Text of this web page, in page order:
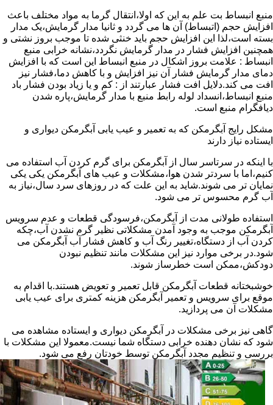
منبع انبساط بت علم به این که اولا،انتقال گرما به مواد مختلف باعث
افزایش حجم (اتبساط) آن ها می گردد و ثانیا مدار گرمایش،یک مدار
بسته است،لذا این افزایش حجم باید خنثی شده تا موجب بروز نشتی و
همچنین افزایش فشار در مدار گرمایش نگردد،نشانه خرابی منبع
انبساط : علامت بروز اشکال در منبع انبساط این است که با افزایش
دمای مدار گرمایش فشار آن نیز افزایش و با کاهش دما،فشار نیز
افت می کند.دلایل افت فشار عبارتند از : کم و یا زیاد بودن فشار باد
منبع انبساط،انسداد لوله رابط منبع با مدار گرمایش،پاره شدن
دیافگرام منبع است.
مشکل رایج آبگرمکن که به تعمیر و عیب یابی آبگرمکن دیواری و
ایستاده نیاز دارند
با اینکه در سرتاسر سال از آبگرمکن برای گرم کردن آب استفاده می
کنیم،اما با سردتر شدن هوا،مشکلات و عیب های آبگرمکن یکی یکی
نمایان تر می شوند.شاید به این علت که در روزهای سرد سال،نیاز به
آب گرم محسوس تر می شود.
استفاده طولانی مدت از آبگرمکن،فرسودگی قطعات و عدم سرویس
آبگرمکن موجب به وجود آمدن مشکلاتی نظیر گرم نشدن آب،چکه
کردن آب از دستگاه،تغییر رنگ آب و کاهش فشار آب آبگرمکن می
شود.در برخی موارد نیز این مشکلات مانند تنظیم نبودن
دودکش،ممکن است خطرساز شوند.
خوشبختانه قطعات آبگرمکن قابل تعمیر و تعویض هستند.با اقدام به
موقع برای سرویس و تعمیر آبگرمکن هزینه کمتری برای عیب یابی
مشکلات آن می پردازید.
گاهی نیز برخی مشکلات در آبگرمکن دیواری و ایستاده مشاهده می
شود که نشان دهنده خرابی دستگاه شما نیست.معمولا این مشکلات با
بررسی و تنظیم مجدد آبگرمکن توسط خودتان رفع می شود.